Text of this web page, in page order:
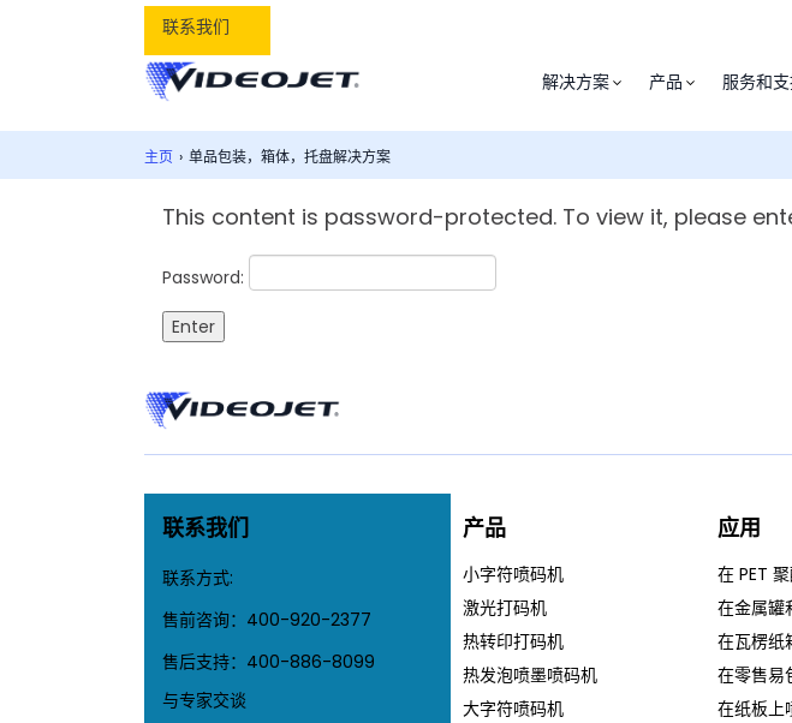
联系我们
解决方案 产品 服务和
主页 › 单品包装，箱体，托盘解决方案
This content is password-protected. To view it, please
Password:
联系我们
联系方式:
售前咨询： 400-920-2377
售后支持： 400-886-8099
与专家交谈
产品
小字符喷码机
激光打码机
热转印打码机
热发泡喷墨喷码机
大字符喷码机
应用
在 PET
在金属罐
在瓦楞纸
在零售易
在纸板上